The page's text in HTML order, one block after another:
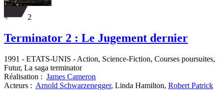
2
Terminator 2 : Le Jugement dernier
1991 - ETATS-UNIS - Action, Science-Fiction, Courses poursuites,
Futur, La saga terminator
Réalisation : James Cameron
Acteurs : Arnold Schwarzenegger, Linda Hamilton, Robert Patrick